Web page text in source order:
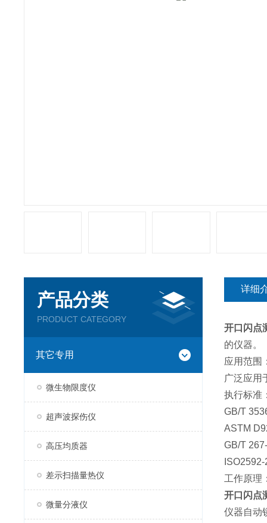
产品分类
PRODUCT CATEGORY
其它专用
微生物限度仪
超声波探伤仪
高压均质器
差示扫描量热仪
微量分液仪
详细
开口闪点
的仪器。
应用范围
广泛应用
执行标准
GB/T
ASTM
GB/T
工作原理
开口闪点
仪器自动